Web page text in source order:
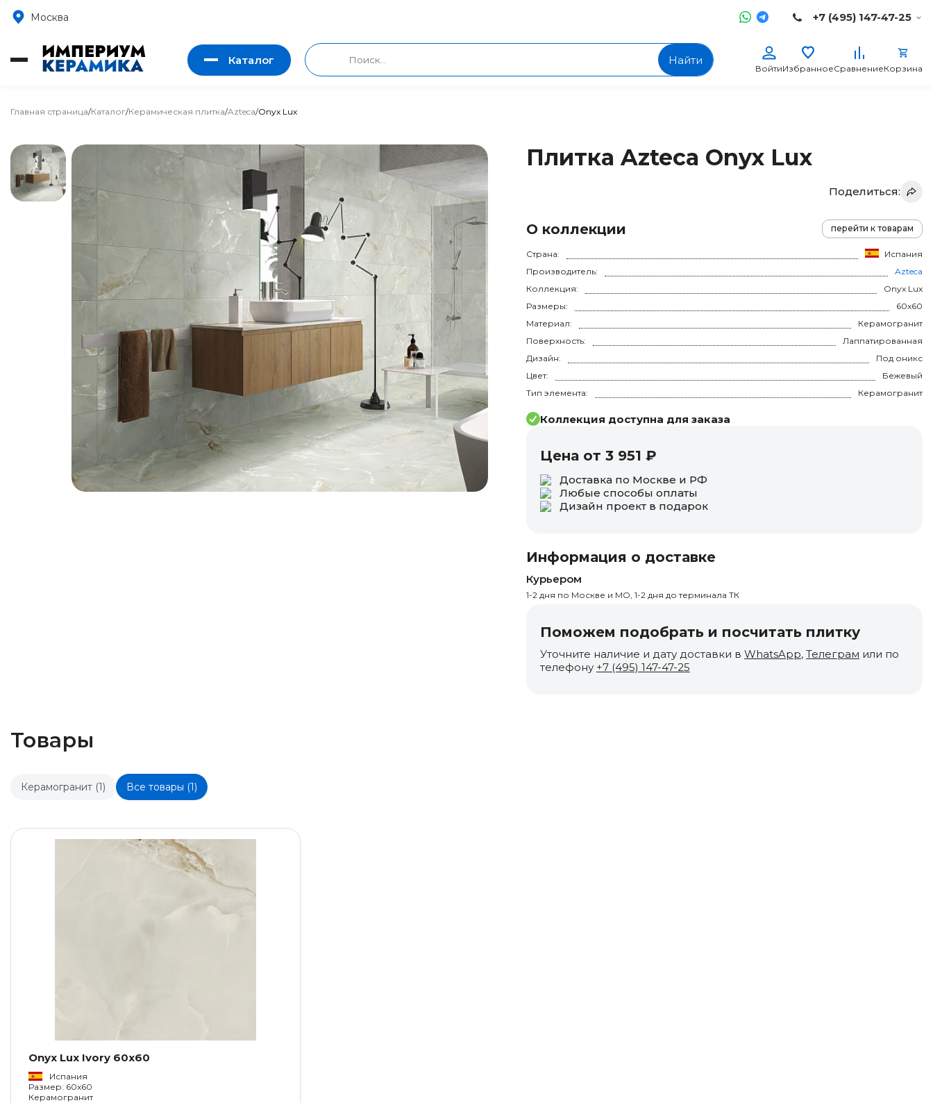
Москва +7 (495) 147-47-25
Каталог Найти
ВойтиИзбранноеСравнениеКорзина
Главная страница/Каталог/Керамическая плитка/Azteca/Onyx Lux
Плитка Azteca Onyx Lux
Поделиться:
О коллекции перейти к товарам
Страна:
Испания
Производитель:
Azteca
Коллекция:
Onyx Lux
Размеры:
60x60
Материал:
Керамогранит
Поверхность:
Лаппатированная
Дизайн:
Под оникс
Цвет:
Бежевый
Тип элемента:
Керамогранит
Коллекция доступна для заказа
Цена от 3 951 ₽
Доставка по Москве и РФ
Любые способы оплаты
Дизайн проект в подарок
Информация о доставке
Курьером
1-2 дня по Москве и МО, 1-2 дня до терминала ТК
Поможем подобрать и посчитать плитку
Уточните наличие и дату доставки в WhatsApp, Телеграм или по
телефону +7 (495) 147-47-25
Товары
Керамогранит (1) Все товары (1)
Onyx Lux Ivory 60x60
Испания
Размер: 60x60
Керамогранит